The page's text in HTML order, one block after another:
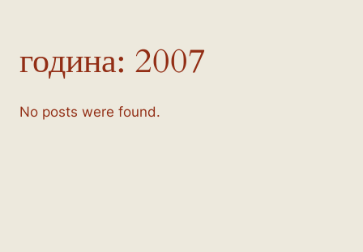
година: 2007
No posts were found.